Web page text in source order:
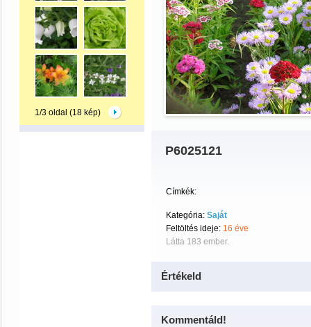
1/3 oldal (18 kép)
P6025121
Címkék:
Kategória: Saját
Feltöltés ideje: 16 éve
Látta 183 ember.
Értékeld
Kommentáld!